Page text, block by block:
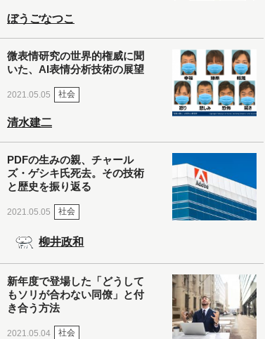
ぼうごなつこ
微表情研究の世界的権威に聞
いた、AI表情分析技術の展望
2021.05.05 社会
清水建二
PDFの生みの親、チャール
ズ・ゲシキ氏死去。その技術
と歴史を振り返る
2021.05.05 社会
柳井政和
新年度で登場した「どうして
もソリが合わない同僚」と付
き合う方法
2021.05.04 社会